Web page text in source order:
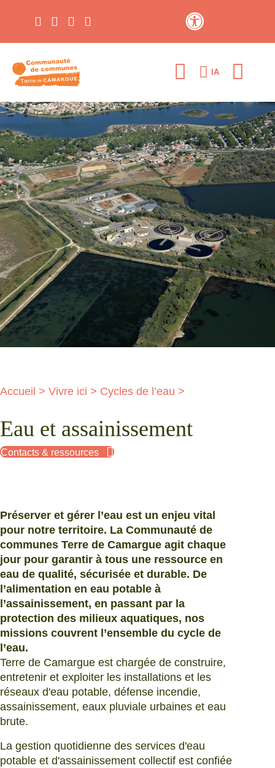
IA
Accueil > Vivre ici > Cycles de l’eau >
Eau et assainissement
Contacts & ressources
Préserver et gérer l’eau est un enjeu vital
pour notre territoire. La Communauté de
communes Terre de Camargue agit chaque
jour pour garantir à tous une ressource en
eau de qualité, sécurisée et durable. De
l’alimentation en eau potable à
l’assainissement, en passant par la
protection des milieux aquatiques, nos
missions couvrent l’ensemble du cycle de
l’eau.
Terre de Camargue est chargée de construire,
entretenir et exploiter les installations et les
réseaux d'eau potable, défense incendie,
assainissement, eaux pluviale urbaines et eau
brute.
La gestion quotidienne des services d'eau
potable et d'assainissement collectif est confiée